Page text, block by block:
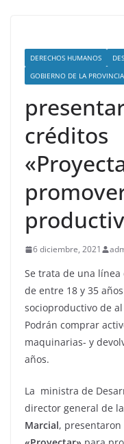
DERECHOS HUMANOS
GOBIERNO DE LA
créditos
6 diciembre, 2021
Se trata de una
de entre 18 y 35
socioproductivo de
Podrán comprar
maquinarias- y
años.
La ministra de
director general de
Marcial,